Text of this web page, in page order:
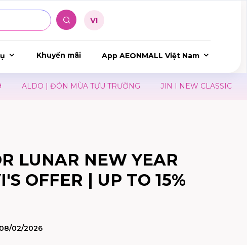
Khuyến mãi App AEONMALL Việt Nam
ALDO | ĐÓN MÙA TỰU TRƯỜNG JIN I NEW CLASSIC
LUNAR NEW YEAR
OFFER | UP TO 15%
02/2026